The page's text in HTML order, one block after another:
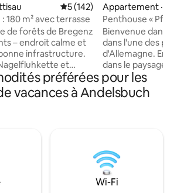
Note moyenne de 5 sur 5,
5 (142)
180 m² avec terrasse
de forêts de Bregenz
– endroit calme et
infrastructure.
et
des randonnées
et des excursions
en Suisse et dans
sur la piste de
de paille construite
invite à une
Appartement ·
Penthouse «
alpin sur le lac de
Bienvenue dans
dans l'une des
d'Allemagne.
dans le paysage
le souffle du
Constance.
panorama alpin à
l'appartement.
et une cuisine
vous invitent à
conviviales avec
préférées pour les
vacances à Andelsbuch
Wi-Fi